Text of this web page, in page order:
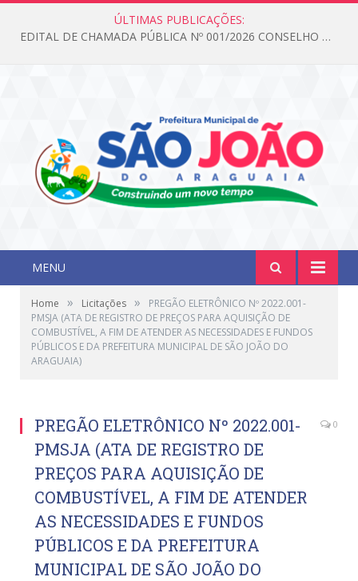
ÚLTIMAS PUBLICAÇÕES:
EDITAL DE CHAMADA PÚBLICA Nº 001/2026 CONSELHO DOS DIREITOS DA CRIANÇA E DO ADOLESCENTE
MENU
Home » Licitações »
PREGÃO ELETRÔNICO Nº 2022.001-
PMSJA (ATA DE REGISTRO DE PREÇOS PARA AQUISIÇÃO DE
COMBUSTÍVEL, A FIM DE ATENDER AS NECESSIDADES E FUNDOS
PÚBLICOS E DA PREFEITURA MUNICIPAL DE SÃO JOÃO DO
ARAGUAIA)
PREGÃO ELETRÔNICO Nº 2022.001-
PMSJA (ATA DE REGISTRO DE
PREÇOS PARA AQUISIÇÃO DE
COMBUSTÍVEL, A FIM DE ATENDER
AS NECESSIDADES E FUNDOS
PÚBLICOS E DA PREFEITURA
MUNICIPAL DE SÃO JOÃO DO
0